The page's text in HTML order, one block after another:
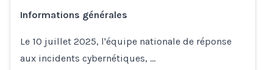
Informations générales
Le 10 juillet 2025, l'équipe nationale de réponse
aux incidents cybernétiques, …